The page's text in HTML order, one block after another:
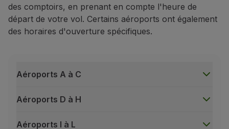
avec le tarif Plus ;
avec la carte Star Alliance Gold ;
TAP Miles&Go Gold Card;
Localisation des comptoirs :
des comptoirs, en prenant en compte l'heure de
départ de votre vol. Certains aéroports ont également
des horaires d'ouverture spécifiques.
Aéroports A à C
Aéroports D à H
Aéroports I à L